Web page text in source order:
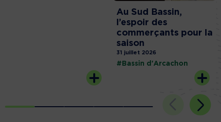
Au Sud Bassin,
l’espoir des
commerçants pour la
saison
31 juillet 2026
#Bassin d'Arcachon